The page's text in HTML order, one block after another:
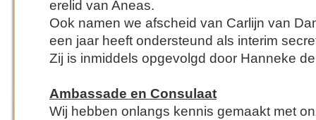
erelid van Aneas.
Ook namen we afscheid van Carlijn van
een jaar heeft ondersteund als interim
Zij is inmiddels opgevolgd door Hanneke
Ambassade en Consulaat
Wij hebben onlangs kennis gemaakt met